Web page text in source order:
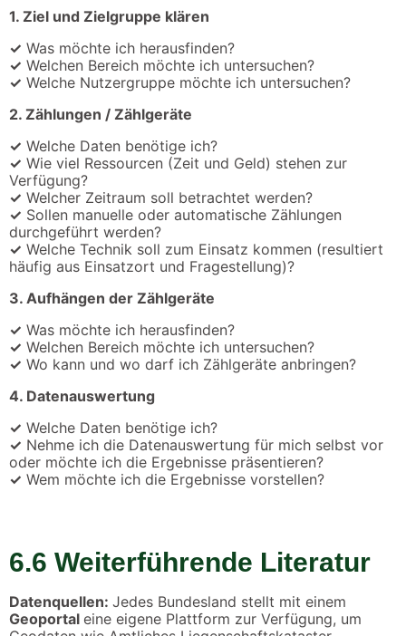
1. Ziel und Zielgruppe klären
✓ Was möchte ich herausfinden?
✓ Welchen Bereich möchte ich untersuchen?
✓ Welche Nutzergruppe möchte ich untersuchen?
2. Zählungen / Zählgeräte
✓ Welche Daten benötige ich?
✓ Wie viel Ressourcen (Zeit und Geld) stehen zur
Verfügung?
✓ Welcher Zeitraum soll betrachtet werden?
✓ Sollen manuelle oder automatische Zählungen
durchgeführt werden?
✓ Welche Technik soll zum Einsatz kommen (resultiert
häufig aus Einsatzort und Fragestellung)?
3. Aufhängen der Zählgeräte
✓ Was möchte ich herausfinden?
✓ Welchen Bereich möchte ich untersuchen?
✓ Wo kann und wo darf ich Zählgeräte anbringen?
4. Datenauswertung
✓ Welche Daten benötige ich?
✓ Nehme ich die Datenauswertung für mich selbst vor
oder möchte ich die Ergebnisse präsentieren?
✓ Wem möchte ich die Ergebnisse vorstellen?
6.6 Weiterführende Literatur
Datenquellen: Jedes Bundesland stellt mit einem
Geoportal eine eigene Plattform zur Verfügung, um